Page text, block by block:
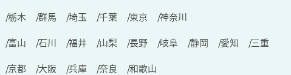
栃木 群馬 埼玉 千葉 東京 神奈川
富山 石川 福井 山梨 長野 岐阜 静岡 愛知 三重
京都 大阪 兵庫 奈良 和歌山